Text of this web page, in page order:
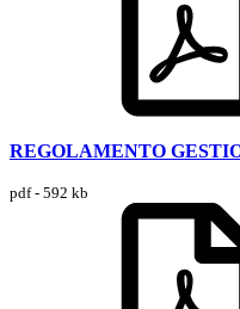
REGOLAMENTO
pdf - 592 kb